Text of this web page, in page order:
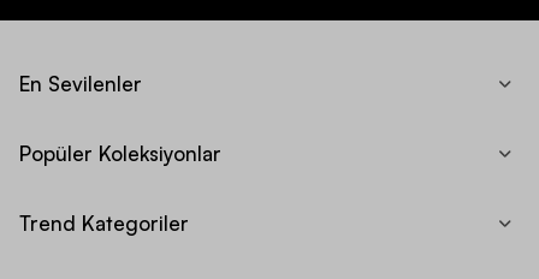
En Sevilenler
Popüler Koleksiyonlar
Trend Kategoriler